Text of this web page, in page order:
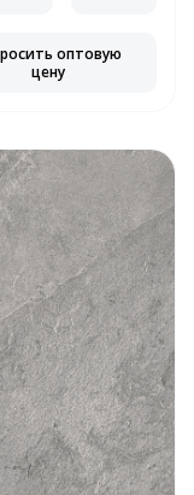
оптовую
цену